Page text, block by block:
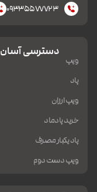
۰۹۳۳۵۵۷۷۷۲۳
دسترسی آسان
ویپ
پاد
ویپ ارزان
خرید پادماد
پاد یکبار مصرف
ویپ دست دوم